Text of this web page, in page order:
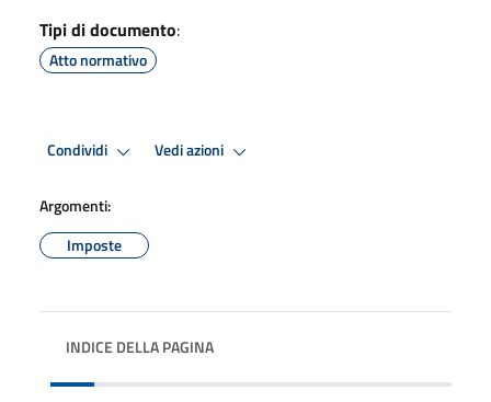
Tipi di documento:
Atto normativo
Condividi Vedi azioni
Argomenti:
Imposte
INDICE DELLA PAGINA